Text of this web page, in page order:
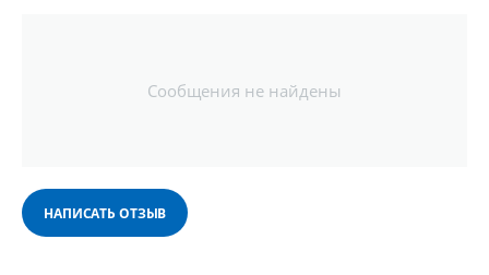
Сообщения не найдены
НАПИСАТЬ ОТЗЫВ